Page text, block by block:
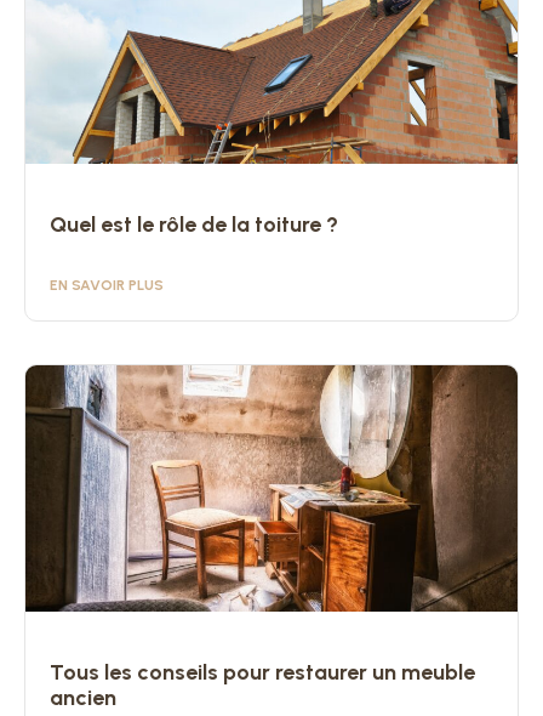
Quel est le rôle de la toiture ?
EN SAVOIR PLUS
Tous les conseils pour restaurer un meuble
ancien